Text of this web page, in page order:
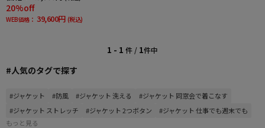
20%off
WEB価格： 39,600円 (税込)
1 - 1 件 / 1件中
#人気のタグで探す
#ジャケット #防風 #ジャケット 洗える
#ジャケット 同窓会で着こなす
#ジャケット ストレッチ
#ジャケット 2つボタン
#ジャケット 仕事でも週末でも
もっと見る